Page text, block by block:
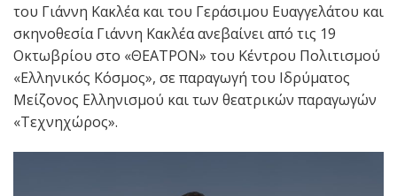
του Γιάννη Κακλέα και του Γεράσιμου Ευαγγελάτου και
σκηνοθεσία Γιάννη Κακλέα ανεβαίνει από τις 19
Οκτωβρίου στο «ΘΕΑΤΡΟΝ» του Κέντρου Πολιτισμού
«Ελληνικός Κόσμος», σε παραγωγή του Ιδρύματος
Μείζονος Ελληνισμού και των θεατρικών παραγωγών
«Τεχνηχώρος».